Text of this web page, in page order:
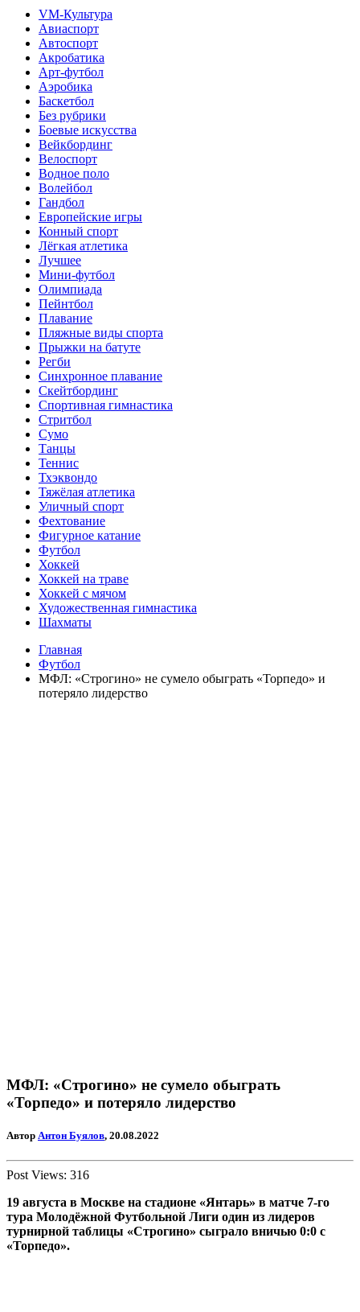
VM-Культура
Авиаспорт
Автоспорт
Акробатика
Арт-футбол
Аэробика
Баскетбол
Без рубрики
Боевые искусства
Вейкбординг
Велоспорт
Водное поло
Волейбол
Гандбол
Европейские игры
Конный спорт
Лёгкая атлетика
Лучшее
Мини-футбол
Олимпиада
Пейнтбол
Плавание
Пляжные виды спорта
Прыжки на батуте
Регби
Синхронное плавание
Скейтбординг
Спортивная гимнастика
Стритбол
Сумо
Танцы
Теннис
Тхэквондо
Тяжёлая атлетика
Уличный спорт
Фехтование
Фигурное катание
Футбол
Хоккей
Хоккей на траве
Хоккей с мячом
Художественная гимнастика
Шахматы
Главная
Футбол
МФЛ: «Строгино» не сумело обыграть «Торпедо» и
потеряло лидерство
МФЛ: «Строгино» не сумело обыграть
«Торпедо» и потеряло лидерство
Автор Антон Буялов, 20.08.2022
Post Views: 316
19 августа в Москве на стадионе «Янтарь» в матче 7-го
тура Молодёжной Футбольной Лиги один из лидеров
турнирной таблицы «Строгино» сыграло вничью 0:0 с
«Торпедо».